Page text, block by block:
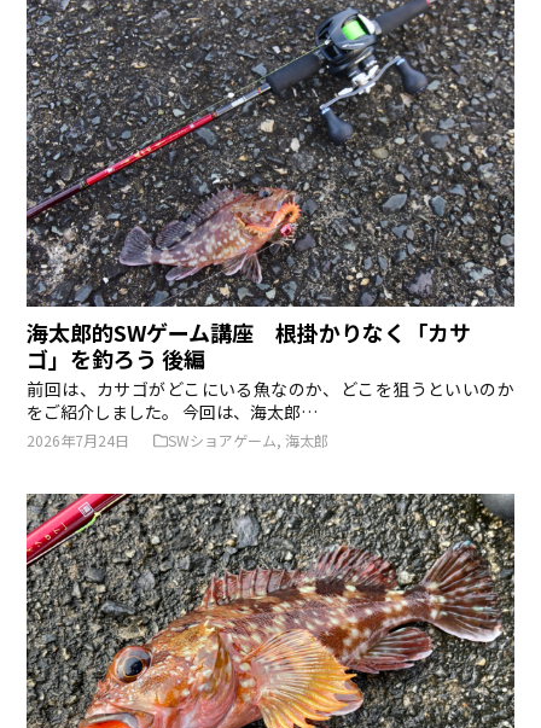
海太郎的SWゲーム講座 根掛かりなく「カサ
ゴ」を釣ろう 後編
前回は、カサゴがどこにいる魚なのか、どこを狙うといいのか
をご紹介しました。 今回は、海太郎…
2026年7月24日 SWショアゲーム,海太郎